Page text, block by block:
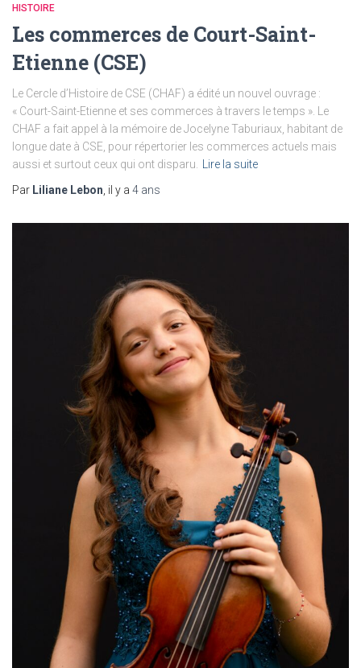
HISTOIRE
Les commerces de Court-Saint-
Etienne (CSE)
Le Cercle d’Histoire de CSE (CHAF) a édité un nouvel ouvrage :
« Court-Saint-Etienne et ses commerces à travers le temps ». Le
CHAF a fait appel à la mémoire de Jocelyne Taburiaux, habitant de
longue date à CSE, pour répertorier les commerces actuels mais
aussi et surtout ceux qui ont disparu.
Lire la suite
Par Liliane Lebon , il y a 4 ans